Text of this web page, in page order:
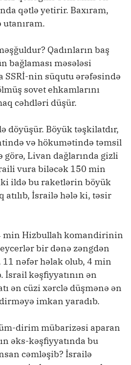
qətlə yetirir. Baxıram,
utanıram.
Qadınların baş
bağlaması məsələsi
SSRİ-nin süqutu ərəfəsində
sovet ehkamlarını
cəhdləri düşür.
döyüşür. Böyük təşkilatdır,
və hökumətində təmsil
görə, Livan dağlarında gizli
vura biləcək 150 min
ildə bu raketlərin böyük
atılıb, İsrailə hələ ki, təsir
min Hizbullah komandirinin
bir dənə zəngdən
11 nəfər həlak olub, 4 min
İsrail kəşfiyyatının ən
ən cüzi xərclə düşmənə ən
imkan yaradıb.
dirim mübarizəsi aparan
əks-kəşfiyyatında bu
cəmləşib? İsrailə